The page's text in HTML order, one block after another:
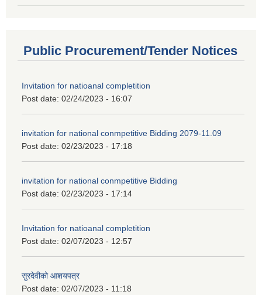
Public Procurement/Tender Notices
Invitation for natioanal completition
Post date: 02/24/2023 - 16:07
invitation for national conmpetitive Bidding 2079-11.09
Post date: 02/23/2023 - 17:18
invitation for national conmpetitive Bidding
Post date: 02/23/2023 - 17:14
Invitation for natioanal completition
Post date: 02/07/2023 - 12:57
सुरदेवीको आशयपत्र
Post date: 02/07/2023 - 11:18